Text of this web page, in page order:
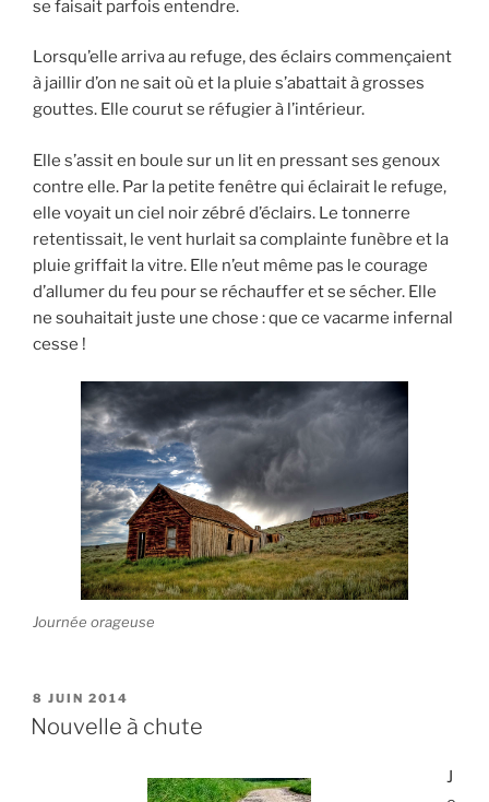
se faisait parfois entendre.
Lorsqu’elle arriva au refuge, des éclairs commençaient
à jaillir d’on ne sait où et la pluie s’abattait à grosses
gouttes. Elle courut se réfugier à l’intérieur.
Elle s’assit en boule sur un lit en pressant ses genoux
contre elle. Par la petite fenêtre qui éclairait le refuge,
elle voyait un ciel noir zébré d’éclairs. Le tonnerre
retentissait, le vent hurlait sa complainte funèbre et la
pluie griffait la vitre. Elle n’eut même pas le courage
d’allumer du feu pour se réchauffer et se sécher. Elle
ne souhaitait juste une chose : que ce vacarme infernal
cesse !
Journée orageuse
P
U
B
8 JUIN 2014
Nouvelle à chute
J